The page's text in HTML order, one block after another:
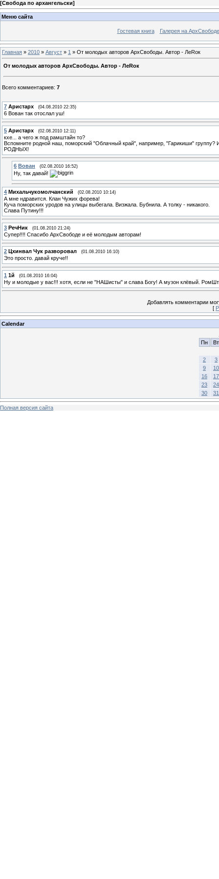
[Свобода по архангельски]
Меню сайта
Гостевая книга Галерея на АрхСвободе
Главная » 2010 » Август » 1 » От молодых авторов АрхСвободы. Автор - ЛеRок
От молодых авторов АрхСвободы. Автор - ЛеRок
Всего комментариев: 7
7 Аристарх (04.08.2010 22:35)
6 Вован так отослал уш!
5 Аристарх (02.08.2010 12:11)
кхе... а чего ж под рамштайн то?
Вспомните родной наш, поморский "Облачный край", например, "Гарикиши"
РОДНЫХ!
6 Вован (02.08.2010 16:52)
Ну, так давай!
4 Михальчукомолчанский (02.08.2010 10:14)
А мне ндравится. Клан Чужих форева!
Куча поморских уродов на улицы выбегала. Визжала. Бубнила. А толку - никакого.
Слава Путину!!!
3 РечНик (01.08.2010 21:24)
Супер!!!! Спасибо АрхСвободе и её молодым авторам!
2 Цхинвал Чук разворовал (01.08.2010 16:10)
Это просто. давай круче!!
1 1й (01.08.2010 16:04)
Ну и молодые у вас!!! хотя, если не "НАШисты" и слава Богу! А музон клёвый.
Добавлять комментарии
[
Calendar
Пн
Вт
2
3
9
10
16
17
23
24
30
31
Полная версия сайта